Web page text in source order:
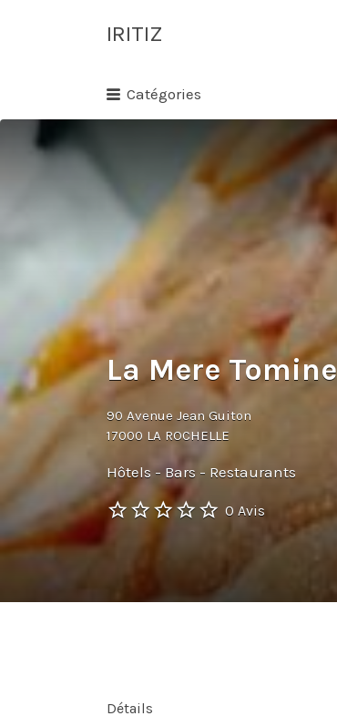
IRITIZ
Annuaire des
professionnels
Rechercher:
Catégories
La Mere Tomine
90 Avenue Jean Guiton
17000 LA ROCHELLE
Hôtels - Bars - Restaurants
0 Avis
Détails